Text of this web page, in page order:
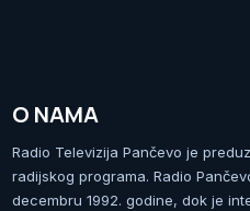
O NAMA
Radio Televizija Pančevo je
radijskog programa. Radio
decembru 1992. godine, dok je